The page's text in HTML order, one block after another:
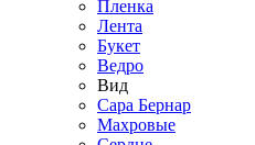
Пленка
Лента
Букет
Ведро
Вид
Сара Бернар
Махровые